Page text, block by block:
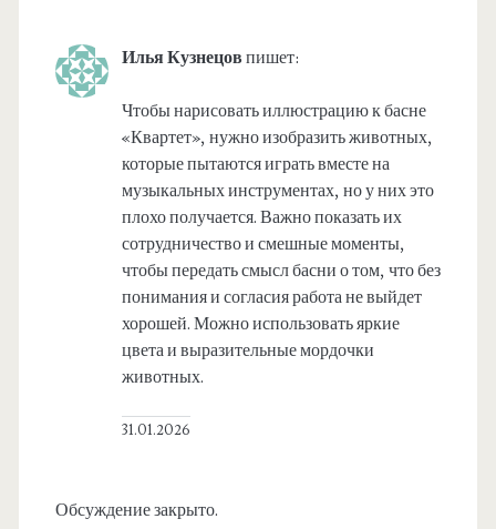
Илья Кузнецов пишет:
Чтобы нарисовать иллюстрацию к басне
«Квартет», нужно изобразить животных,
которые пытаются играть вместе на
музыкальных инструментах, но у них это
плохо получается. Важно показать их
сотрудничество и смешные моменты,
чтобы передать смысл басни о том, что без
понимания и согласия работа не выйдет
хорошей. Можно использовать яркие
цвета и выразительные мордочки
животных.
31.01.2026
Обсуждение закрыто.